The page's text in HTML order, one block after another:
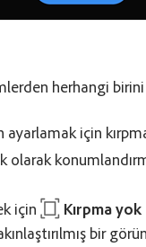
herhangi
ayarlamak için
olarak
için
Kırpma yok
yakınlaştırılmış bir